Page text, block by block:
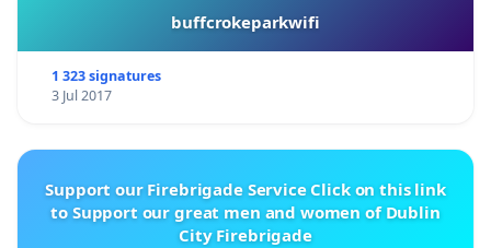
buffcrokeparkwifi
1 323 signatures
3 Jul 2017
Support our Firebrigade Service Click on this link
to Support our great men and women of Dublin
City Firebrigade